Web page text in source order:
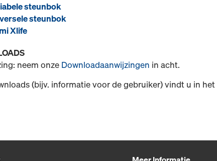
steunbok
steunbok
Xlife
neem onze Downloadaanwijzingen in acht.
(bijv. informatie voor de gebruiker) vindt u in het